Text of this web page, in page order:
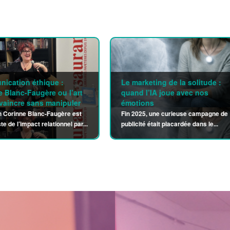
de la solitude :
l’IA joue avec nos
une curieuse campagne de
était placardée dans le...
« La communication
est un espace de respiration
démocratique »
La Radioscopie des communicants
publics 2025 fournit une série de
données...